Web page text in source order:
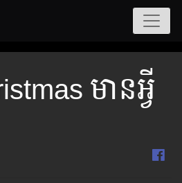
មានអ្វី